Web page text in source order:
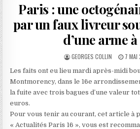
Paris : une
par un faux livreur
d’une arme
AUTHOR:
GEORGES COLLIN 7
Les faits ont eu lieu mardi après-midi
Montmorency, dans le 16e
la fuite avec trois bagues d’une valeur
euros.
Pour vous tenir au courant, cet article à
« Actualités Paris 16 », vous est